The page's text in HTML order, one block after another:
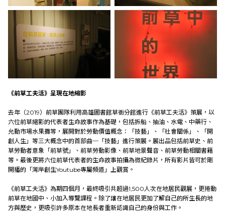
《前草工夫活》呈現在地縮影
去年（2019）前草團隊利用高雄圖書館草衙分館進行《前草工夫活》策展，以
六位前草縮影的代表者生命故事作為基礎，包括拆船、抽油、水電、中藥行、
允動市場水果攤等，展開對於勞動價值概念：「技藝」、「社會關係」、「開
創人生」等三大概念中的首部曲─「技藝」進行策展。展出品包括前草史、前
草勞動者意象「前草號」、前草勞動影像、前草地景聲音、前草勞動相關書籍
等。最後更將六位前草代表者的生命故事拍攝為微紀錄片，所有影片皆可於剛
開播的「灣岸創生Youtube專屬頻道」上觀賞。
《前草工夫活》為期四個月，最終吸引共超過1,500人次在地居民觀展，更捲動
前草在地國中、小加入導覽課程。除了讓在地居民更加了解自己的所生長的地
方與歷史，更吸引許多原本在地長者重新認識自己的身份與工作。